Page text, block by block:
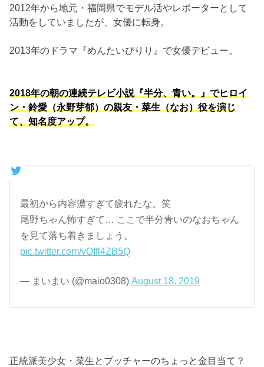
2012年から地元・福岡県でモデル活やレポーターとして
活動をしていましたが、女優に転身。
2013年のドラマ『めんたいぴりり』で女優デビュー。
2018年の朝の連続テレビ小説『半分、青い。』でヒロイ
ン・鈴愛（永野芽郁）の親友・菜生（なお）役を演じ
て、知名度アップ。
最初から内容濃すぎて疲れたな。笑
尾野ちゃん怖すぎて… ここで半分青いのなおちゃん
を見て落ち着きましょう。
pic.twitter.com/vOffl4ZB5Q
— まいまい (@maio0308)August 18, 2019
正統派美少女・菜生とブッチャーのちょっと金目当て？